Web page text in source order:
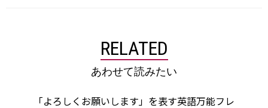
RELATED
あわせて読みたい
「よろしくお願いします」を表す英語万能フレ